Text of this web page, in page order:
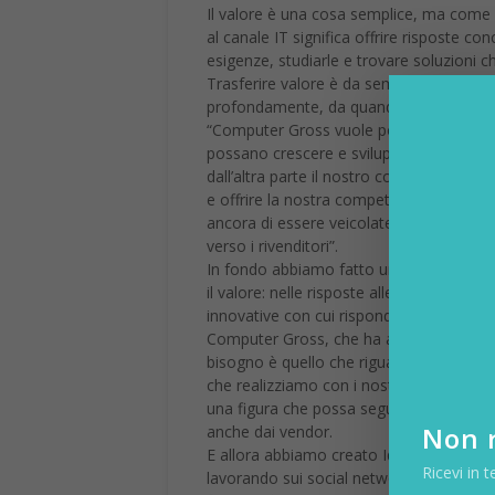
Il valore è una cosa semplice, ma
al canale IT significa offrire risposte
esigenze, studiarle e trovare soluzioni
Trasferire valore è da sempre la
profondamente, da quando il
“Computer Gross vuole portare nel
possano crescere e sviluppare il
dall’altra parte il nostro compito è
e offrire la nostra competenza su
ancora di essere veicolate. Il nostro è
verso i rivenditori”.
In fondo abbiamo fatto una cosa
il valore: nelle risposte alle esigenze
innovative con cui rispondere alle
Computer Gross, che ha anche le
bisogno è quello che riguarda i servizi
che realizziamo con i nostri partner. Poi
una figura che possa seguire in
anche dai vendor.
E allora abbiamo creato Idea Point che
lavorando sui social network che
Non
Ricevi in